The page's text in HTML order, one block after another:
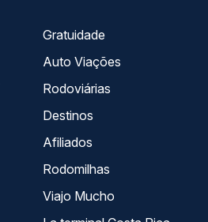
Gratuidade
Auto Viações
Rodoviárias
Destinos
Afiliados
Rodomilhas
Viajo Mucho